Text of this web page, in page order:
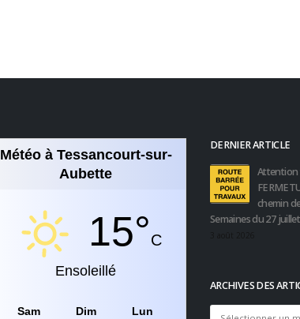
Météo à Tessancourt-sur-
Aubette
15°C
Ensoleillé
Sam Dim Lun
DERNIER ARTICLE
Attention
chemin
Semaines du 27
ARCHIVES DES
Archives